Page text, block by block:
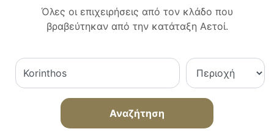
Όλες οι επιχειρήσεις από τον κλάδο που
βραβεύτηκαν από την κατάταξη Αετοί.
Αναζήτηση